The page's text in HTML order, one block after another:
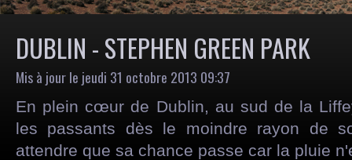
DUBLIN - STEPHEN GREEN PARK
Mis à jour le jeudi 31 octobre 2013 09:37
En plein cœur de Dublin, au sud de la
les passants dès le moindre rayon de
attendre que sa chance passe car la pluie